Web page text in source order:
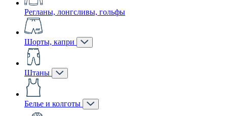
Регланы, лонгсливы, гольфы
Шорты, капри
Штаны
Белье и колготы